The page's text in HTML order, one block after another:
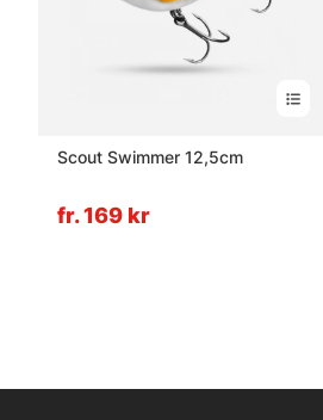
Scout Swimmer 12,5cm
fr. 169 kr